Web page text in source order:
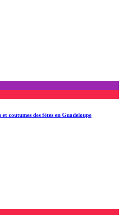
coutumes des fêtes en Guadeloupe